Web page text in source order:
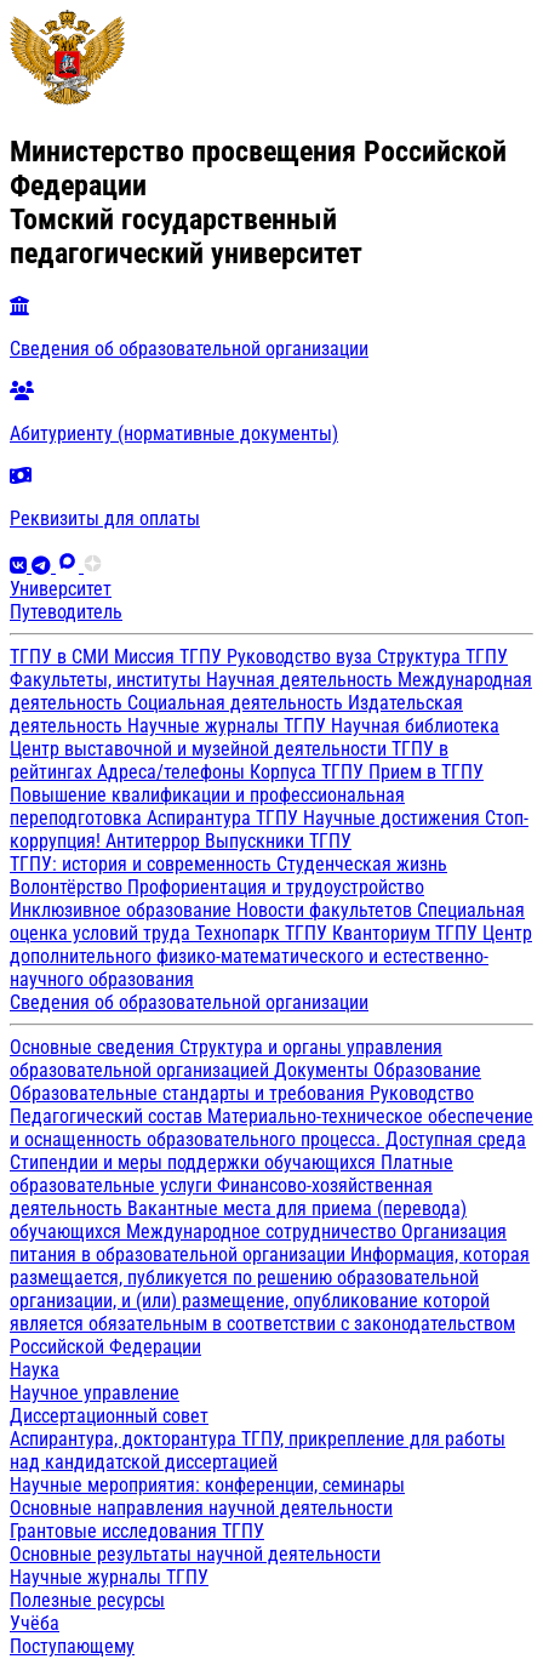
Министерство просвещения Российской
Федерации
Томский государственный
педагогический университет
Сведения об образовательной организации
Абитуриенту (нормативные документы)
Реквизиты для оплаты
Университет
Путеводитель
ТГПУ в СМИ Миссия ТГПУ Руководство вуза Структура ТГПУ
Факультеты, институты Научная деятельность Международная
деятельность Социальная деятельность Издательская
деятельность Научные журналы ТГПУ Научная библиотека
Центр выставочной и музейной деятельности ТГПУ в
рейтингах Адреса/телефоны Корпуса ТГПУ Прием в ТГПУ
Повышение квалификации и профессиональная
переподготовка Аспирантура ТГПУ Научные достижения Стоп-
коррупция! Антитеррор Выпускники ТГПУ
ТГПУ: история и современность Студенческая жизнь
Волонтёрство Профориентация и трудоустройство
Инклюзивное образование Новости факультетов Специальная
оценка условий труда Технопарк ТГПУ Кванториум ТГПУ Центр
дополнительного физико-математического и естественно-
научного образования
Сведения об образовательной организации
Основные сведения Структура и органы управления
образовательной организацией Документы Образование
Образовательные стандарты и требования Руководство
Педагогический состав Материально-техническое обеспечение
и оснащенность образовательного процесса. Доступная среда
Стипендии и меры поддержки обучающихся Платные
образовательные услуги Финансово-хозяйственная
деятельность Вакантные места для приема (перевода)
обучающихся Международное сотрудничество Организация
питания в образовательной организации Информация, которая
размещается, публикуется по решению образовательной
организации, и (или) размещение, опубликование которой
является обязательным в соответствии с законодательством
Российской Федерации
Наука
Научное управление
Диссертационный совет
Аспирантура, докторантура ТГПУ, прикрепление для работы
над кандидатской диссертацией
Научные мероприятия: конференции, семинары
Основные направления научной деятельности
Грантовые исследования ТГПУ
Основные результаты научной деятельности
Научные журналы ТГПУ
Полезные ресурсы
Учёба
Поступающему